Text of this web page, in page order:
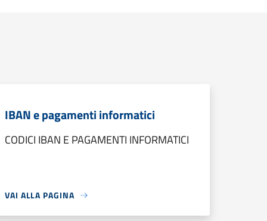
IBAN e pagamenti informatici
CODICI IBAN E PAGAMENTI INFORMATICI
VAI ALLA PAGINA